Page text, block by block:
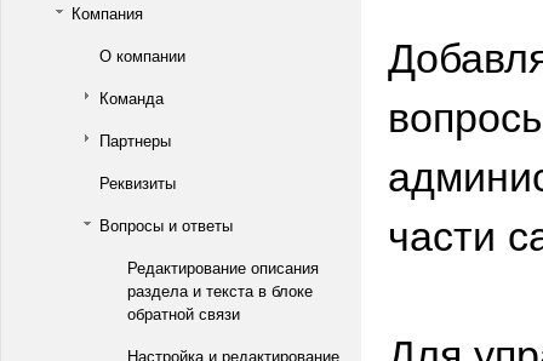
Компания
О компании
Команда
Партнеры
Реквизиты
Вопросы и ответы
Редактирование описания
раздела и текста в блоке
обратной связи
Настройка и редактирование
части